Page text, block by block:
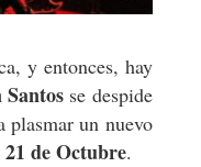
y entonces, hay
Santosse despide
plasmar un nuevo
21 de Octubre.